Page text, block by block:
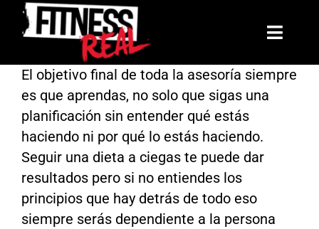
Saltar
Mentorías
Libros
Reto: El Arco de Invierno
La Hermandad
El objetivo final de toda la asesoría siempre
es que aprendas, no solo que sigas una
planificación sin entender qué estás
haciendo ni por qué lo estás haciendo.
Seguir una dieta a ciegas te puede dar
resultados pero si no entiendes los
principios que hay detrás de todo eso
siempre serás dependiente a la persona